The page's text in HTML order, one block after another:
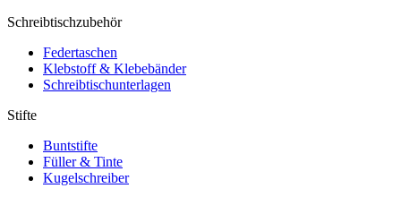
Schreibtischzubehör
Federtaschen
Klebstoff & Klebebänder
Schreibtischunterlagen
Stifte
Buntstifte
Füller & Tinte
Kugelschreiber